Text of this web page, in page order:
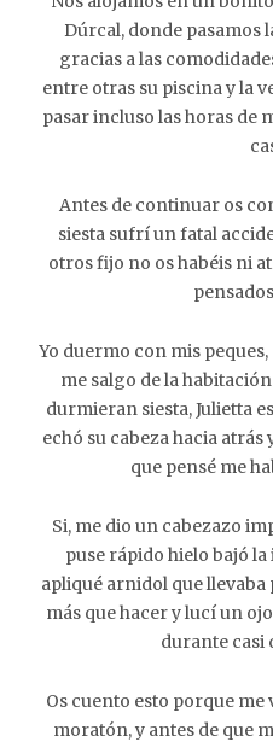
Dúrcal, donde pasamos
gracias a las
entre otras su piscina y la
pasar incluso las horas de
Antes de continuar os
siesta sufrí un fatal
otros fijo no os habéis ni
Yo duermo con mis
me salgo de la
durmieran siesta, Julietta
echó su cabeza hacia atrás
que pensé me
Si, me dio un cabezazo
puse rápido hielo bajó
apliqué arnidol que llevaba
más que hacer y lucí un
durante casi
Os cuento esto porque
moratón, y antes de que